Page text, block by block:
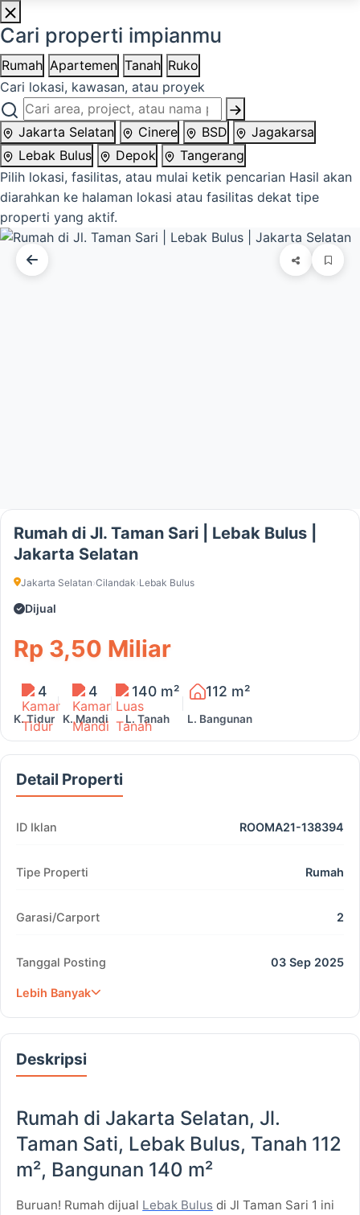
Cari properti impianmu
Rumah Apartemen Tanah Ruko
Cari lokasi, kawasan, atau proyek
Jakarta Selatan Cinere BSD
Jagakarsa
Lebak Bulus
Depok
Tangerang
Pilih lokasi, fasilitas, atau mulai ketik pencarian Hasil akan
diarahkan ke halaman lokasi atau fasilitas dekat tipe
properti yang aktif.
Rumah di Jl. Taman Sari | Lebak Bulus |
Jakarta Selatan
Jakarta Selatan›Cilandak›Lebak Bulus
Dijual
Rp 3,50 Miliar
4
K. Tidur
4
K. Mandi
140 m²
L. Tanah
112 m²
L. Bangunan
Detail Properti
ID Iklan ROOMA21-138394
Tipe Properti Rumah
Garasi/Carport 2
Tanggal Posting 03 Sep 2025
Lebih Banyak
Deskripsi
Rumah di Jakarta Selatan, Jl.
Taman Sati, Lebak Bulus, Tanah 112
m², Bangunan 140 m²
Buruan! Rumah dijual Lebak Bulus di Jl Taman Sari 1 ini